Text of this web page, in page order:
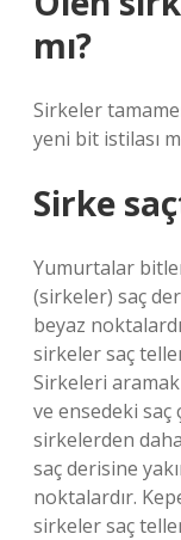
mı?
Sirkeler
yeni bit istilası
Sirke
Yumurtalar
(sirkeler) saç
beyaz
sirkeler saç
Sirkeleri
ve ensedeki
sirkelerden
saç derisine
noktalardır.
sirkeler saç